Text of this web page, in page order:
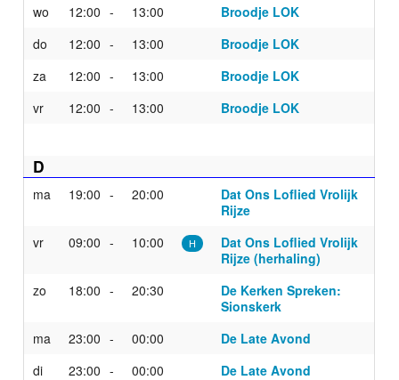
wo
12:00 13:00
Broodje LOK
do
12:00 13:00
Broodje LOK
za
12:00 13:00
Broodje LOK
vr
12:00 13:00 Broodje LOK
D
ma 19:00 20:00
Dat Ons Loflied Vrolijk
Rijze
vr
09:00 10:00 H
Dat Ons Loflied Vrolijk
Rijze (herhaling)
zo
18:00 20:30
De Kerken Spreken:
Sionskerk
ma
23:00 00:00
De Late Avond
di
23:00 00:00
De Late Avond